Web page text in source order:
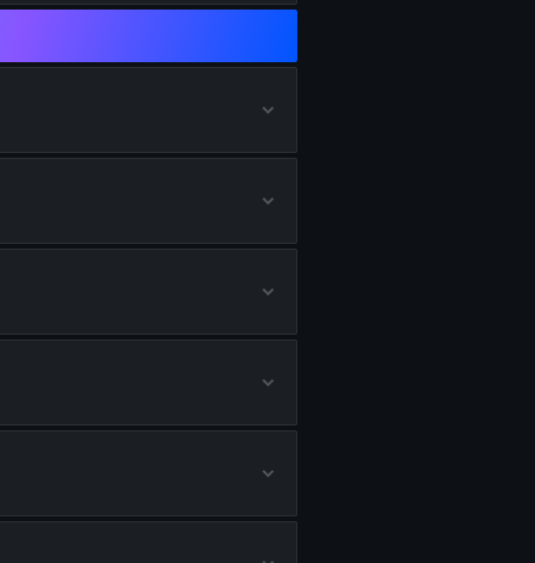
de STURMWOLF 45
de XR-3 ION
de MPC-25
de RK-9
de XM325
de SHADOW SK